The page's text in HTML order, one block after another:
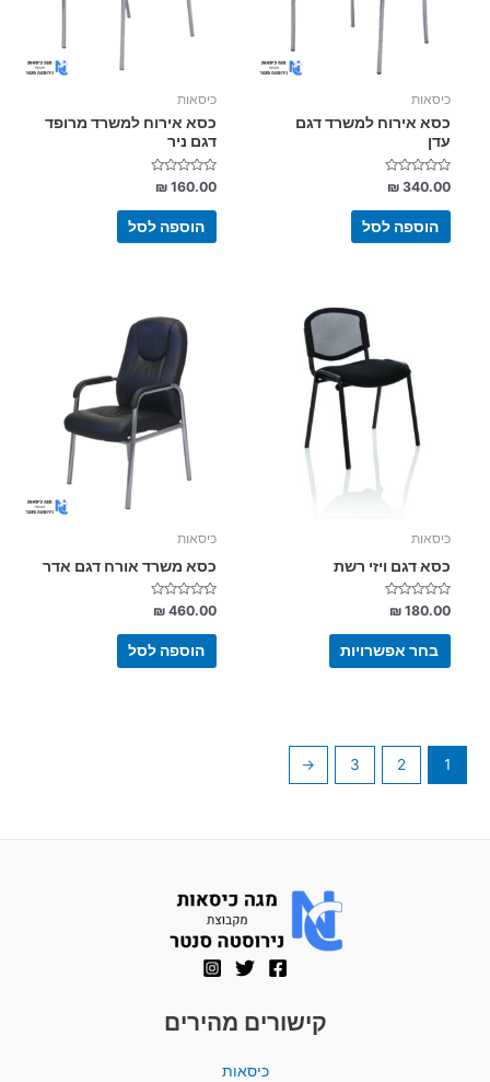
כיסאות
כסא אירוח למשרד דגם
עדן
דורג
0
מתוך
₪340.00
הוספה לסל
כיסאות
כסא אירוח למשרד מרופד
דגם ניר
דורג
0
מתוך
₪160.00
הוספה לסל
כיסאות
כסא דגם ויזי רשת
דורג
0
מתוך
₪180.00
בחר אפשרויות
למוצר
יש
מספר
סוגים.
ניתן
לבחור
את
כיסאות
כסא משרד אורח דגם אדר
דורג
0
מתוך
₪460.00
הוספה לסל
1
2
3
←
קישורים מהירים
כיסאות